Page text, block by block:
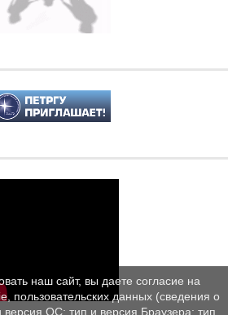
наш сайт, вы даете согласие на
пользовательских данных (сведения о
ОС; тип и версия Браузера; тип